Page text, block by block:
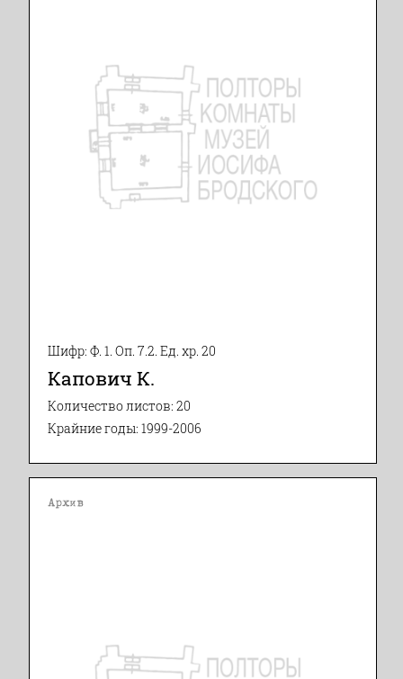
Шифр: Ф. 1. Оп. 7.2. Ед. хр. 20
Капович К.
Количество листов: 20
Крайние годы: 1999-2006
Архив